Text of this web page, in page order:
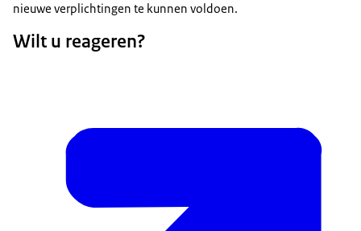
nieuwe verplichtingen te kunnen voldoen.
Wilt u reageren?